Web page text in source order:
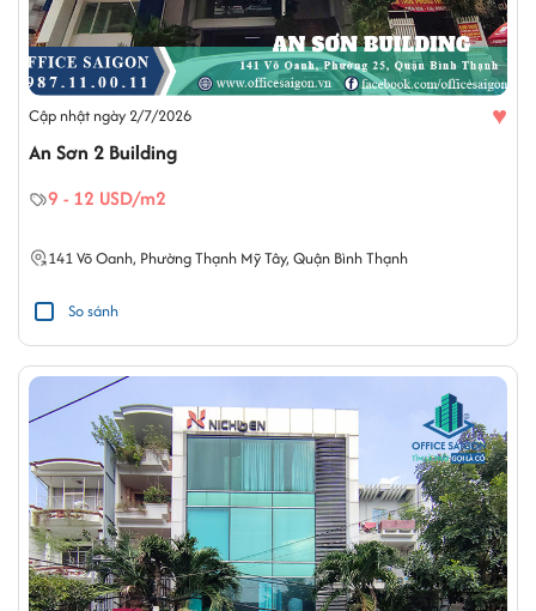
Cập nhật ngày 2/7/2026 ♥
An Sơn 2 Building
9 - 12 USD/m2
141Võ Oanh, Phường Thạnh Mỹ Tây, Quận Bình Thạnh
So sánh